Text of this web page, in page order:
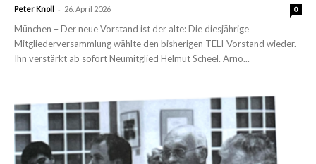
Peter Knoll - 26. April 2026 0
München – Der neue Vorstand ist der alte: Die diesjährige
Mitgliederversammlung wählte den bisherigen TELI-Vorstand wieder.
Ihn verstärkt ab sofort Neumitglied Helmut Scheel. Arno...